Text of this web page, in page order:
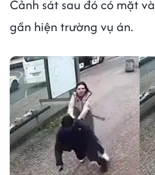
Cảnh sát sau đó có mặt
gần hiện trường vụ án.